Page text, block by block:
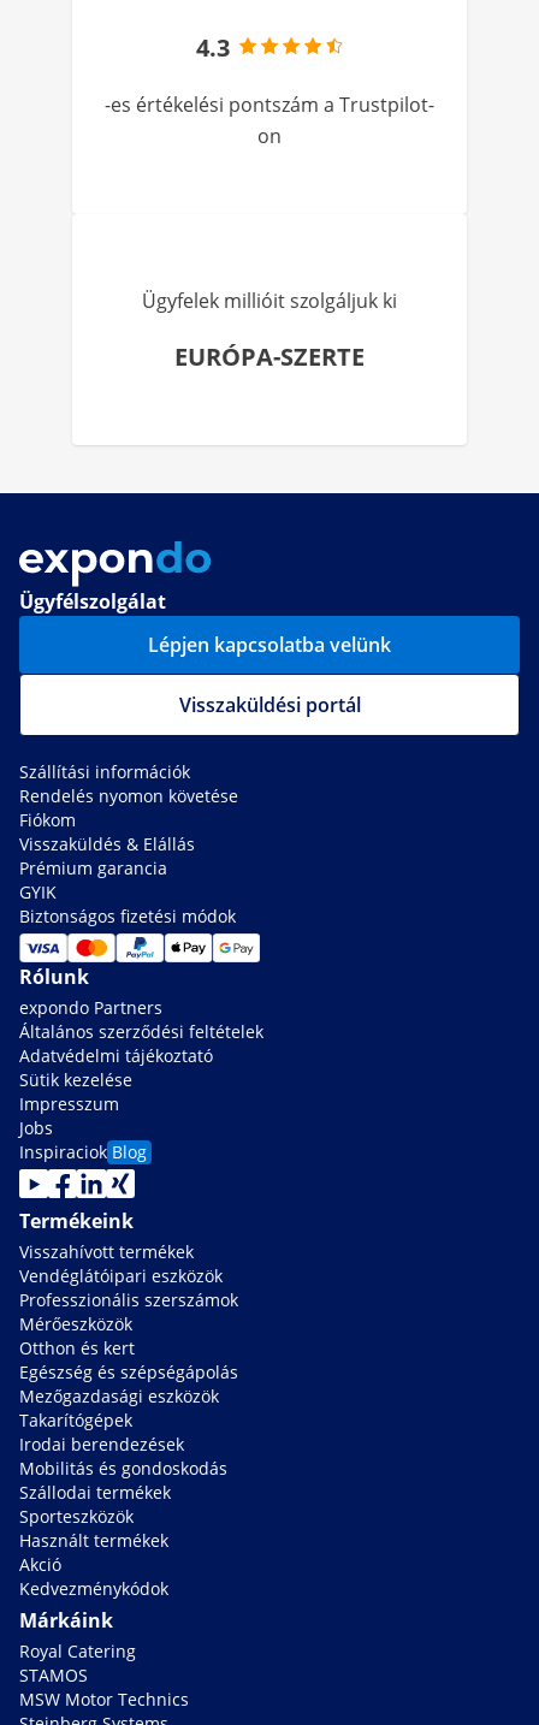
4.3
-es értékelési pontszám a Trustpilot-
on
Ügyfelek millióit szolgáljuk ki
EURÓPA-SZERTE
Ügyfélszolgálat
Lépjen kapcsolatba velünk
Visszaküldési portál
Szállítási információk
Rendelés nyomon követése
Fiókom
Visszaküldés & Elállás
Prémium garancia
GYIK
Biztonságos fizetési módok
Rólunk
expondo Partners
Általános szerződési feltételek
Adatvédelmi tájékoztató
Sütik kezelése
Impresszum
Jobs
Inspiraciok Blog
Termékeink
Visszahívott termékek
Vendéglátóipari eszközök
Professzionális szerszámok
Mérőeszközök
Otthon és kert
Egészség és szépségápolás
Mezőgazdasági eszközök
Takarítógépek
Irodai berendezések
Mobilitás és gondoskodás
Szállodai termékek
Sporteszközök
Használt termékek
Akció
Kedvezménykódok
Márkáink
Royal Catering
STAMOS
MSW Motor Technics